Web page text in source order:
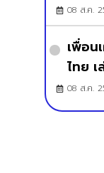
08 ส.ค.
เพื่อน
ไทย เ
08 ส.ค.